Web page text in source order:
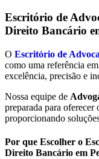
Escritório de
Direito Bancário
O Escritório de
como uma referência em
excelência, precisão e
Nossa equipe de
preparada para oferecer
proporcionando
Por que Escolher o
Direito Bancário em